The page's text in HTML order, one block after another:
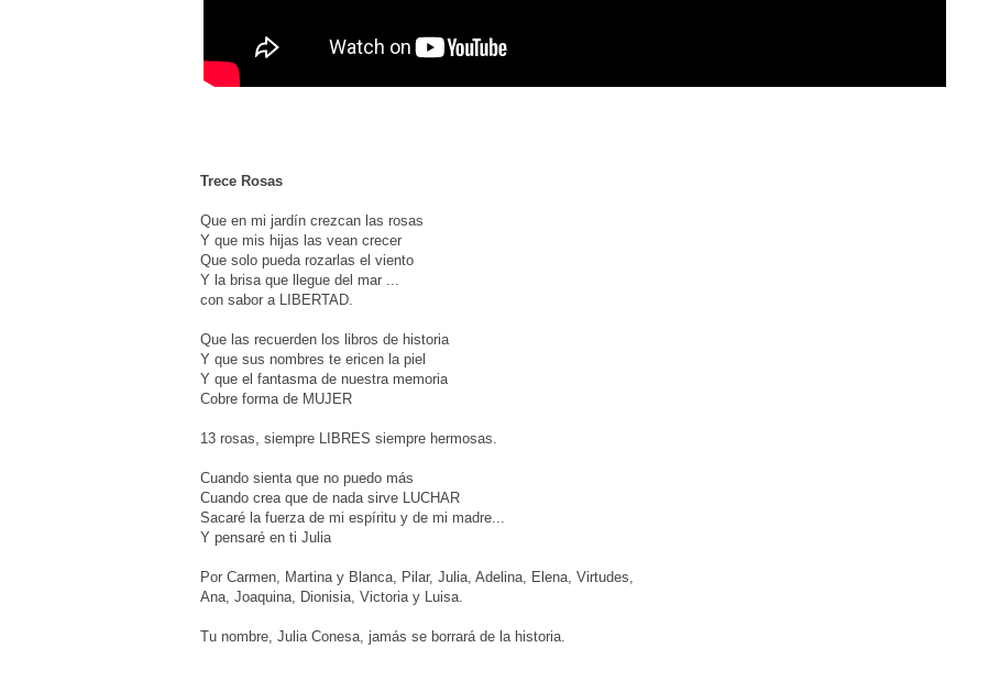
Trece Rosas
Que en mi jardín crezcan las rosas
Y que mis hijas las vean crecer
Que solo pueda rozarlas el viento
Y la brisa que llegue del mar ...
con sabor a LIBERTAD.
Que las recuerden los libros de historia
Y que sus nombres te ericen la piel
Y que el fantasma de nuestra memoria
Cobre forma de MUJER
13 rosas, siempre LIBRES siempre hermosas.
Cuando sienta que no puedo más
Cuando crea que de nada sirve LUCHAR
Sacaré la fuerza de mi espíritu y de mi madre...
Y pensaré en ti Julia
Por Carmen, Martina y Blanca, Pilar, Julia, Adelina, Elena, Virtudes,
Ana, Joaquina, Dionisia, Victoria y Luisa.
Tu nombre, Julia Conesa, jamás se borrará de la historia.